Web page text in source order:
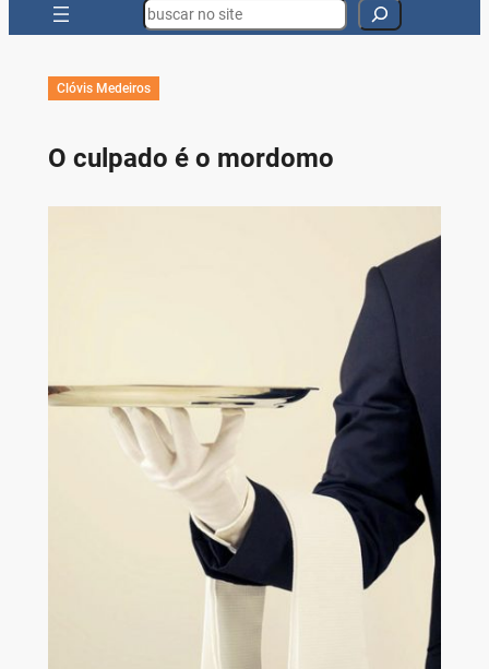
Search
Clóvis Medeiros
O culpado é o mordomo